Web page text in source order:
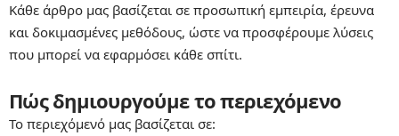
Κάθε άρθρο μας βασίζεται σε προσωπική εμπειρία, έρευνα
και δοκιμασμένες μεθόδους, ώστε να προσφέρουμε λύσεις
που μπορεί να εφαρμόσει κάθε σπίτι.
Πώς δημιουργούμε το περιεχόμενο
Το περιεχόμενό μας βασίζεται σε: